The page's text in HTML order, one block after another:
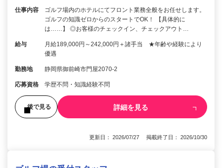
仕事内容
ゴルフ場内のホテルにてフロント業務全般をお任せします。
ゴルフの知識ゼロからのスタートでOK！ 【具体的に
は……】 ◎お客様のチェックイン、チェックアウト…
給与
月給189,000円～242,000円＋諸手当 ★年齢や経験により
優遇
勤務地 静岡県御前崎市門屋2070-2
応募資格 学歴不問・知識経験不問
後で見る 詳細を見る
更新日： 2026/07/27 掲載終了日： 2026/10/30